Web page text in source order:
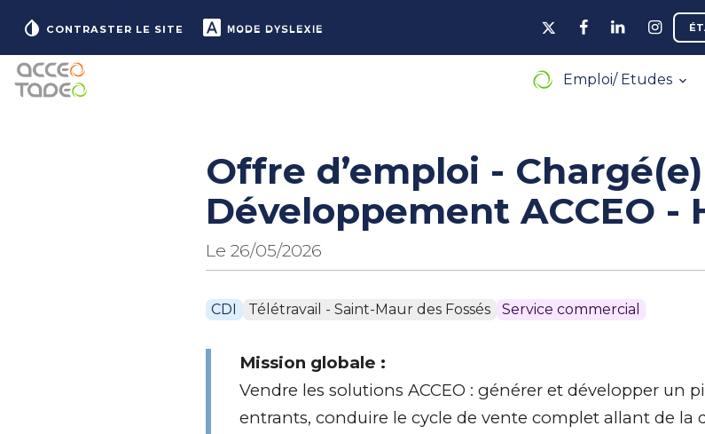
CONTRASTER LE SITE MODE DYSLEXIE
Emploi/ Etudes
Offre d’emploi -
Développement ACCEO -
Le 26/05/2026
CDI Télétravail - Saint-Maur des Fossés Service commercial
Mission globale :
Vendre les solutions ACCEO : générer et développer un
entrants, conduire le cycle de vente complet allant de la